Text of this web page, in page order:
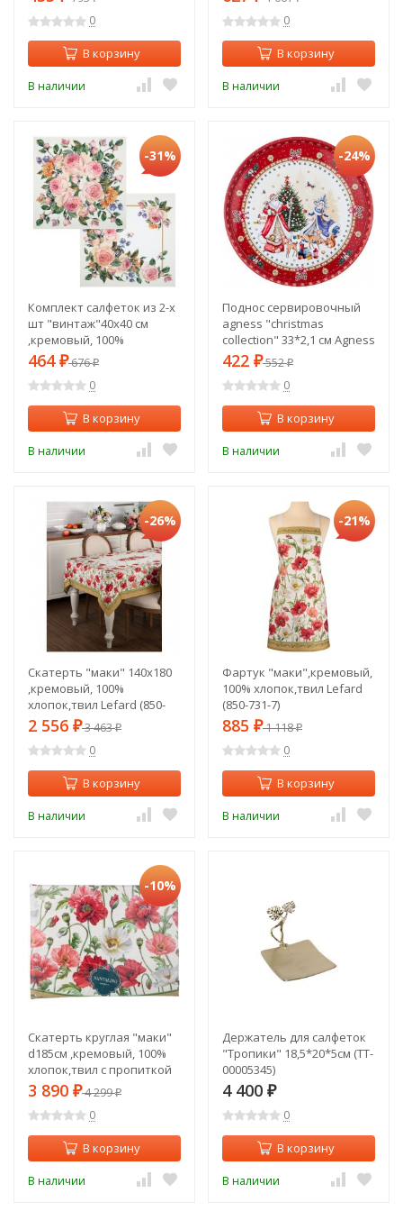
0
В корзину
В наличии
0
В корзину
В наличии
-31%
Комплект салфеток из 2-х
шт "винтаж"40х40 см
,кремовый, 100%
хлопок,твил Lefard (850-
714-81)
464 ₽676₽
0
В корзину
В наличии
-24%
Поднос сервировочный
agness "christmas
collection" 33*2,1 см Agness
(898-026)
422 ₽552₽
0
В корзину
В наличии
-26%
Скатерть "маки" 140х180
,кремовый, 100%
хлопок,твил Lefard (850-
731-21)
2 556 ₽3 463₽
0
В корзину
В наличии
-21%
Фартук "маки",кремовый,
100% хлопок,твил Lefard
(850-731-7)
885 ₽1 118₽
0
В корзину
В наличии
-10%
Скатерть круглая "маки"
d185см ,кремовый, 100%
хлопок,твил с пропиткой
Lefard (850-731-22)
3 890 ₽4 299₽
0
В корзину
В наличии
Держатель для салфеток
"Тропики" 18,5*20*5см (TT-
00005345)
4 400 ₽
0
В корзину
В наличии